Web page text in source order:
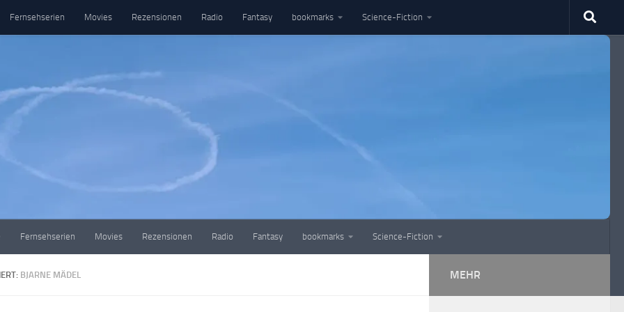
Fernsehserien Movies Rezensionen Radio Fantasy bookmarks Science-Fiction
Fernsehserien Movies Rezensionen Radio Fantasy bookmarks Science-Fiction
BJARNE MÄDEL MEHR